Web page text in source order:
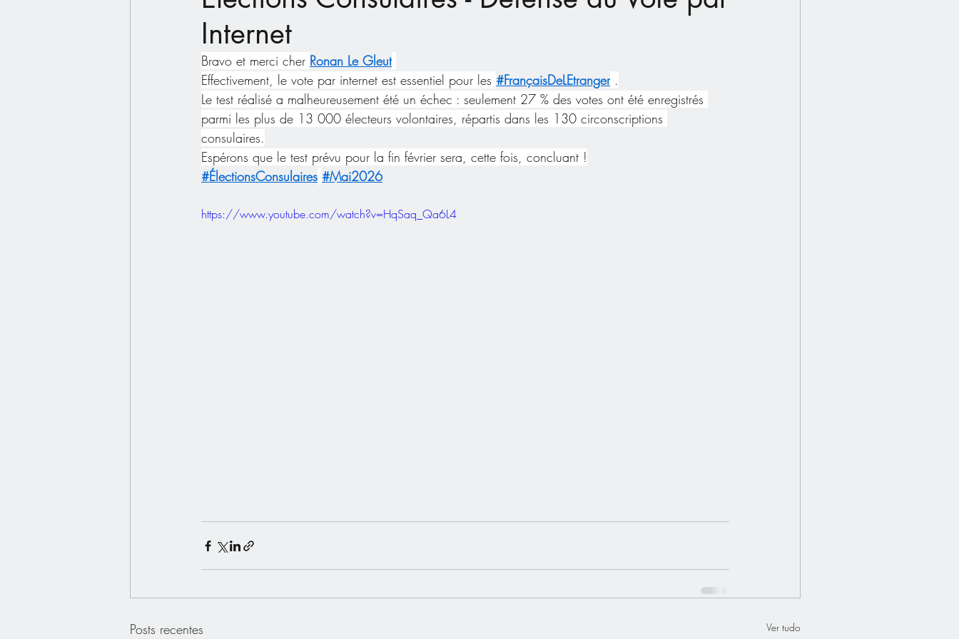
Internet
Bravo et merci cher Ronan Le Gleut
Effectivement, le vote par internet est essentiel pour les #FrançaisDeLEtranger .
Le test réalisé a malheureusement été un échec : seulement 27 % des votes ont été enregistrés
parmi les plus de 13 000 électeurs volontaires, répartis dans les 130 circonscriptions
consulaires.
Espérons que le test prévu pour la fin février sera, cette fois, concluant !
#ÉlectionsConsulaires #Mai2026
https://www.youtube.com/watch?v=HqSaq_Qa6L4
Posts recentes Ver tudo